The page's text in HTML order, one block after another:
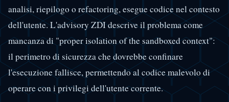
analisi, riepilogo o refactoring, esegue codice nel contesto
dell'utente. L'advisory ZDI descrive il problema come
mancanza di "proper isolation of the sandboxed context":
il perimetro di sicurezza che dovrebbe confinare
l'esecuzione fallisce, permettendo al codice malevolo di
operare con i privilegi dell'utente corrente.